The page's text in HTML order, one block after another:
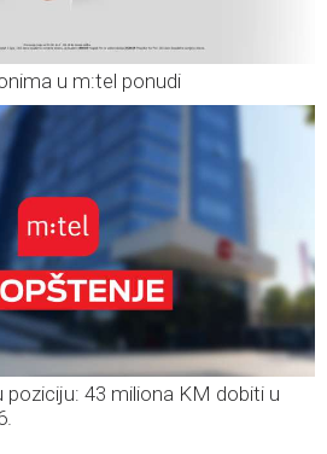
u m:tel ponudi
43 miliona KM dobiti u